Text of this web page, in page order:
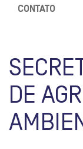
CONTATO
DE